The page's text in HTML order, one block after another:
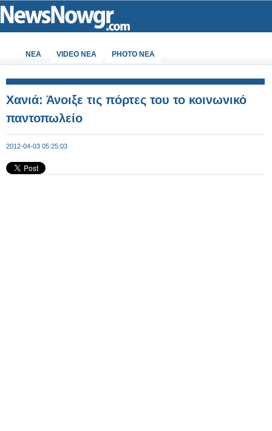
ΝΕΑ VIDEO NEA PHOTO NEA
Χανιά: Άνοιξε τις πόρτες του το κοινωνικό
παντοπωλείο
2012-04-03 05:25:03